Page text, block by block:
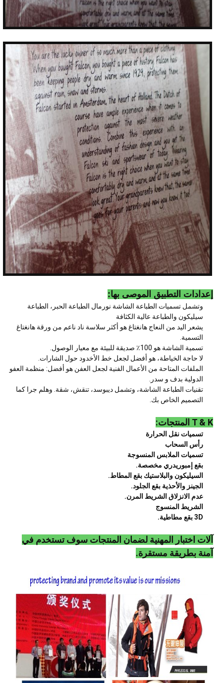
إعدادات التطبيق الموصى بها:
وتشمل تسميات الطباعة الشاشة نورمال الطباعة الحبر، الطباعة
سيليكون والطباعة عالية الكثافة
يشعر اليد من النعاج هانغتاغ هو أكثر سلاسة ناد ناعم من ورقة هانغتاغ
التسمية.
تسمية الشاشة هو 100٪ صديقة للبيئة مع معيار الوصول.
لا حاجة الخياطة، هو أفضل لجعل خط الأخدود حول الشارات.
الملفات المتاحة من الأعمال الفنية لجعل العفن هو أفضل: منظمة العفو
الدولية بدف و سدر.
تقنيات الطباعة الشاشة، وتشمل ديبوسد، تنقش، شقة. وهلم جرا كما
التصميم الخاص بك.
T & K المنتجات:
تسميات نقل الحرارة
رأس السحاب
تسميات الملابس المنسوجة
بقع إمبوريدري مخصصة.
السيليكون والبلاستيك بقع المطاط.
الجينز والأحذية بقع الجلود.
عدم الانزلاق الشريط المرن.
الشريط المنسوج
3D بقع مطاطية.
آلات اختبار المهنية لضمان المنتجات سوف تستخدم في
آمنة بطريقة مستقرة.